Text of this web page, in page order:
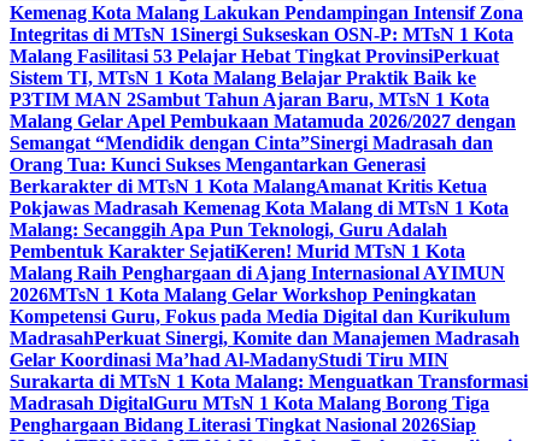
Kemenag Kota Malang Lakukan Pendampingan Intensif Zona
Integritas di MTsN 1Sinergi Sukseskan OSN-P: MTsN 1 Kota
Malang Fasilitasi 53 Pelajar Hebat Tingkat ProvinsiPerkuat
Sistem TI, MTsN 1 Kota Malang Belajar Praktik Baik ke
P3TIM MAN 2Sambut Tahun Ajaran Baru, MTsN 1 Kota
Malang Gelar Apel Pembukaan Matamuda 2026/2027 dengan
Semangat “Mendidik dengan Cinta”Sinergi Madrasah dan
Orang Tua: Kunci Sukses Mengantarkan Generasi
Berkarakter di MTsN 1 Kota MalangAmanat Kritis Ketua
Pokjawas Madrasah Kemenag Kota Malang di MTsN 1 Kota
Malang: Secanggih Apa Pun Teknologi, Guru Adalah
Pembentuk Karakter SejatiKeren! Murid MTsN 1 Kota
Malang Raih Penghargaan di Ajang Internasional AYIMUN
2026MTsN 1 Kota Malang Gelar Workshop Peningkatan
Kompetensi Guru, Fokus pada Media Digital dan Kurikulum
MadrasahPerkuat Sinergi, Komite dan Manajemen Madrasah
Gelar Koordinasi Ma’had Al-MadanyStudi Tiru MIN
Surakarta di MTsN 1 Kota Malang: Menguatkan Transformasi
Madrasah DigitalGuru MTsN 1 Kota Malang Borong Tiga
Penghargaan Bidang Literasi Tingkat Nasional 2026Siap